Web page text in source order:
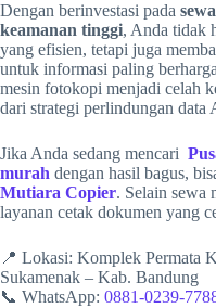
Dengan berinvestasi pada
keamanan tinggi, Anda tidak
yang efisien, tetapi juga
untuk informasi paling
mesin fotokopi menjadi celah
dari strategi perlindungan data
Jika Anda sedang mencari
murah dengan hasil bagus,
Mutiara Copier. Selain sewa
layanan cetak dokumen yang
📍 Lokasi: Komplek Permata
Sukamenak – Kab. Bandung
📞 WhatsApp: 0881-0239-